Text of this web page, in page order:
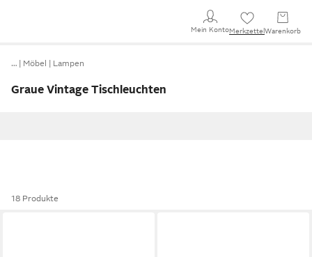
Mein KontoMerkzettel Warenkorb
… Möbel Lampen
Graue Vintage Tischleuchten
18 Produkte